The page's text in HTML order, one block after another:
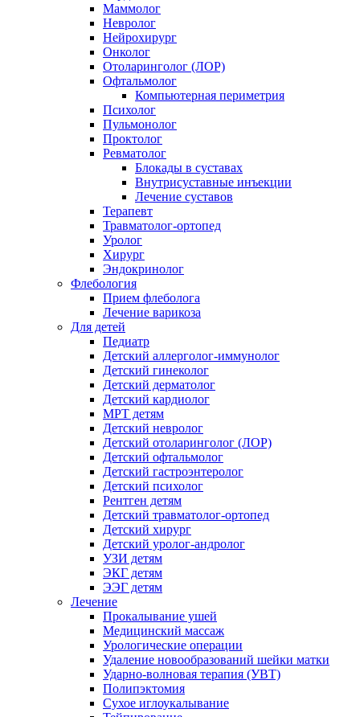
Маммолог
Невролог
Нейрохирург
Онколог
Отоларинголог (ЛОР)
Офтальмолог
Компьютерная периметрия
Психолог
Пульмонолог
Проктолог
Ревматолог
Блокады в суставах
Внутрисуставные инъекции
Лечение суставов
Терапевт
Травматолог-ортопед
Уролог
Хирург
Эндокринолог
Флебология
Прием флеболога
Лечение варикоза
Для детей
Педиатр
Детский аллерголог-иммунолог
Детский гинеколог
Детский дерматолог
Детский кардиолог
МРТ детям
Детский невролог
Детский отоларинголог (ЛОР)
Детский офтальмолог
Детский гастроэнтеролог
Детский психолог
Рентген детям
Детский травматолог-ортопед
Детский хирург
Детский уролог-андролог
УЗИ детям
ЭКГ детям
ЭЭГ детям
Лечение
Прокалывание ушей
Медицинский массаж
Урологические операции
Удаление новообразований шейки матки
Ударно-волновая терапия (УВТ)
Полипэктомия
Сухое иглоукалывание